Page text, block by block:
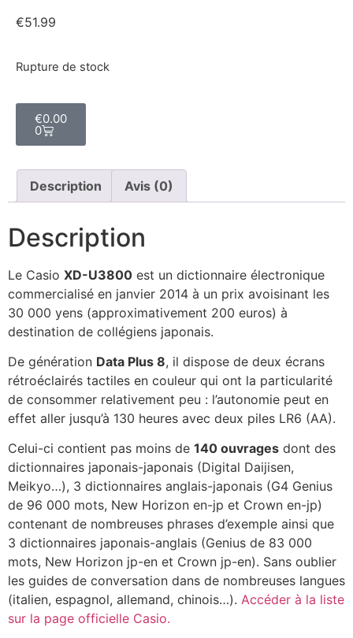
€51.99
Rupture de stock
€0.00
0
Description Avis (0)
Description
Le Casio XD-U3800 est un dictionnaire électronique
commercialisé en janvier 2014 à un prix avoisinant les
30 000 yens (approximativement 200 euros) à
destination de collégiens japonais.
De génération Data Plus 8, il dispose de deux écrans
rétroéclairés tactiles en couleur qui ont la particularité
de consommer relativement peu : l’autonomie peut en
effet aller jusqu’à 130 heures avec deux piles LR6 (AA).
Celui-ci contient pas moins de 140 ouvrages dont des
dictionnaires japonais-japonais (Digital Daijisen,
Meikyo…), 3 dictionnaires anglais-japonais (G4 Genius
de 96 000 mots, New Horizon en-jp et Crown en-jp)
contenant de nombreuses phrases d’exemple ainsi que
3 dictionnaires japonais-anglais (Genius de 83 000
mots, New Horizon jp-en et Crown jp-en). Sans oublier
les guides de conversation dans de nombreuses langues
(italien, espagnol, allemand, chinois…). Accéder à la liste
sur la page officielle Casio.